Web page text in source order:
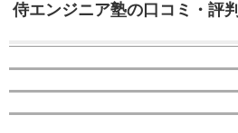
侍エンジニア塾の口コミ・評判